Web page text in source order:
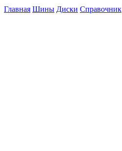
Главная Шины Диски Справочник